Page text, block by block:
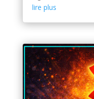
lire plus